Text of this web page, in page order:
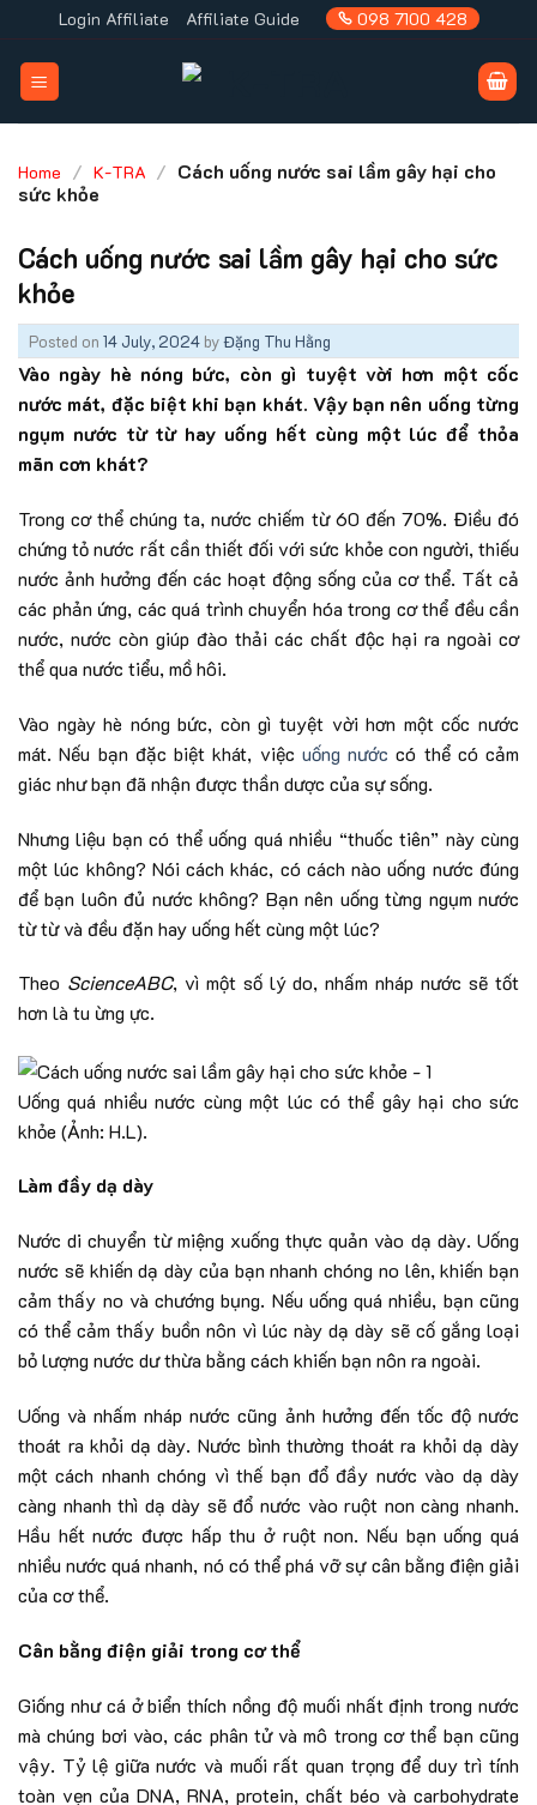
to
content
Login Affiliate Affiliate Guide 098 7100 428
Home / K-TRA / Cách uống nước sai lầm gây hại cho
sức khỏe
Cách uống nước sai lầm gây hại cho sức
khỏe
Posted on 14 July, 2024 byĐặng Thu Hằng
Vào ngày hè nóng bức, còn gì tuyệt vời hơn một cốc
nước mát, đặc biệt khi bạn khát. Vậy bạn nên uống từng
ngụm nước từ từ hay uống hết cùng một lúc để thỏa
mãn cơn khát?
Trong cơ thể chúng ta, nước chiếm từ 60 đến 70%. Điều đó
chứng tỏ nước rất cần thiết đối với sức khỏe con người, thiếu
nước ảnh hưởng đến các hoạt động sống của cơ thể. Tất cả
các phản ứng, các quá trình chuyển hóa trong cơ thể đều cần
nước, nước còn giúp đào thải các chất độc hại ra ngoài cơ
thể qua nước tiểu, mồ hôi.
Vào ngày hè nóng bức, còn gì tuyệt vời hơn một cốc nước
mát. Nếu bạn đặc biệt khát, việc uống nước có thể có cảm
giác như bạn đã nhận được thần dược của sự sống.
Nhưng liệu bạn có thể uống quá nhiều “thuốc tiên” này cùng
một lúc không? Nói cách khác, có cách nào uống nước đúng
để bạn luôn đủ nước không? Bạn nên uống từng ngụm nước
từ từ và đều đặn hay uống hết cùng một lúc?
Theo ScienceABC, vì một số lý do, nhấm nháp nước sẽ tốt
hơn là tu ừng ực.
Uống quá nhiều nước cùng một lúc có thể gây hại cho sức
khỏe (Ảnh: H.L).
Làm đầy dạ dày
Nước di chuyển từ miệng xuống thực quản vào dạ dày. Uống
nước sẽ khiến dạ dày của bạn nhanh chóng no lên, khiến bạn
cảm thấy no và chướng bụng. Nếu uống quá nhiều, bạn cũng
có thể cảm thấy buồn nôn vì lúc này dạ dày sẽ cố gắng loại
bỏ lượng nước dư thừa bằng cách khiến bạn nôn ra ngoài.
Uống và nhấm nháp nước cũng ảnh hưởng đến tốc độ nước
thoát ra khỏi dạ dày. Nước bình thường thoát ra khỏi dạ dày
một cách nhanh chóng vì thế bạn đổ đầy nước vào dạ dày
càng nhanh thì dạ dày sẽ đổ nước vào ruột non càng nhanh.
Hầu hết nước được hấp thu ở ruột non. Nếu bạn uống quá
nhiều nước quá nhanh, nó có thể phá vỡ sự cân bằng điện giải
của cơ thể.
Cân bằng điện giải trong cơ thể
Giống như cá ở biển thích nồng độ muối nhất định trong nước
mà chúng bơi vào, các phân tử và mô trong cơ thể bạn cũng
vậy. Tỷ lệ giữa nước và muối rất quan trọng để duy trì tính
toàn vẹn của DNA, RNA, protein, chất béo và carbohydrate